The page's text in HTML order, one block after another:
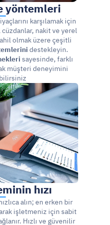
yöntemleri
karşılamak için
nakit ve yerel
sayesinde, farklı
müşteri deneyimini
hızı
alın; en erken bir
işletmeniz için sabit